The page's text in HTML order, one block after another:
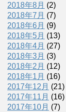
2018年8月 (2)
2018年7月 (7)
2018年6月 (9)
2018年5月 (13)
2018年4月 (27)
2018年3月 (3)
2018年2月 (12)
2018年1月 (16)
2017年12月 (21)
2017年11月 (16)
2017年10月 (7)